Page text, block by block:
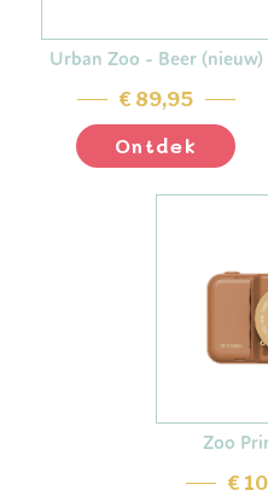
Urban Zoo - Beer (nieuw)
€ 89,95
Ontdek
Zoo
€